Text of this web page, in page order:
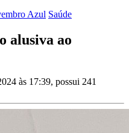
Azul Saúde
alusiva ao
às 17:39, possui 241